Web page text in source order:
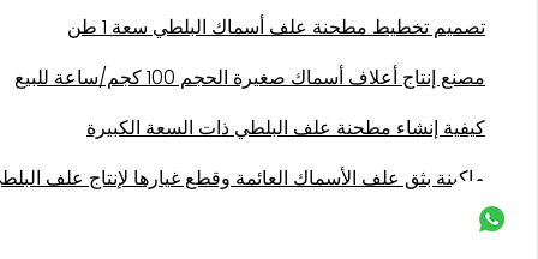
تصميم تخطيط مطحنة علف أسماك البلطي سعة 1 طن
مصنع إنتاج أعلاف أسماك صغيرة الحجم 100 كجم/ساعة للبيع
كيفية إنشاء مطحنة علف البلطي ذات السعة الكبيرة
ماكينة بثق علف الأسماك العائمة وقطع غيارها لإنتاج علف